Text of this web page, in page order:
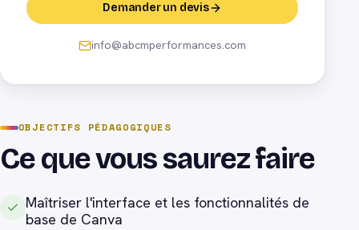
OBJECTIFS PÉDAGOGIQUES
Ce que vous saurez faire
Maîtriser l'interface et les fonctionnalités de
base de Canva
Demander un devis
info@abcmperformances.com